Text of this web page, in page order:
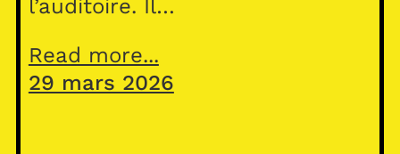
l’auditoire. Il…
Read more...
29 mars 2026